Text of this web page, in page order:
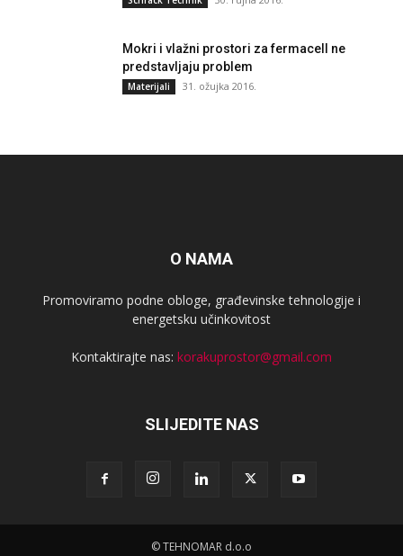
Mokri i vlažni prostori za fermacell ne
predstavljaju problem
Materijali 31. ožujka 2016.
O NAMA
Promoviramo podne obloge, građevinske tehnologije i
energetsku učinkovitost
Kontaktirajte nas: korakuprostor@gmail.com
SLIJEDITE NAS
© TEHNOMAR d.o.o